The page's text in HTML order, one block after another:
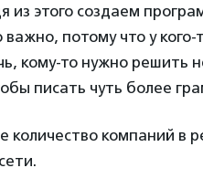
из этого создаем
важно, потому что у
кому-то нужно решить
писать чуть более
количество компаний в